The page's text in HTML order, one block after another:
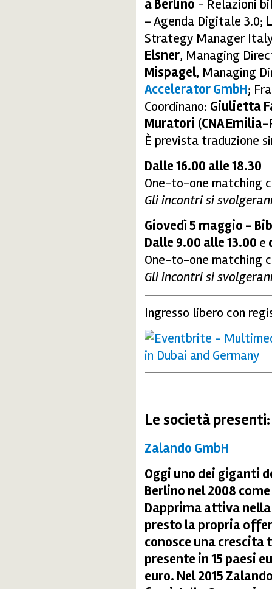
a Berlino - Relazioni
– Agenda Digitale 3.0;
Strategy Manager
Elsner, Managing
Mispagel, Managing
Accelerator GmbH;
Coordinano: Giulietta
Muratori (CNA
È prevista traduzione
Dalle 16.00 alle 18.30
One-to-one matching
Gli incontri si
Giovedì 5 maggio -
Dalle 9.00 alle 13.00 e
One-to-one matching
Gli incontri si
Ingresso libero con
Le società presenti:
Zalando GmbH
Oggi uno dei giganti
Berlino nel 2008
Dapprima attiva
presto la propria
conosce una crescita
presente in 15 paesi
euro. Nel 2015